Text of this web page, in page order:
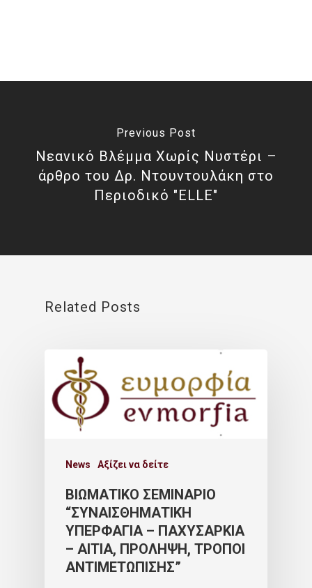
Previous Post
Νεανικό Βλέμμα Χωρίς Νυστέρι –
άρθρο του Δρ. Ντουντουλάκη στο
Περιοδικό "ELLE"
Related Posts
News Αξίζει να δείτε
ΒΙΩΜΑΤΙΚΟ ΣΕΜΙΝΑΡΙΟ
“ΣΥΝΑΙΣΘΗΜΑΤΙΚΗ
ΥΠΕΡΦΑΓΙΑ – ΠΑΧΥΣΑΡΚΙΑ
– ΑΙΤΙΑ, ΠΡΟΛΗΨΗ, ΤΡΟΠΟΙ
ΑΝΤΙΜΕΤΩΠΙΣΗΣ”